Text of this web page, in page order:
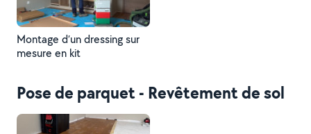
Montage d’un dressing sur
mesure en kit
Pose de parquet - Revêtement de sol